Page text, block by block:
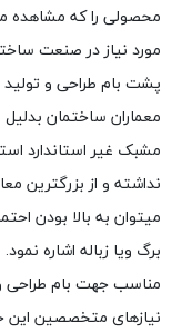
محصولی را که مشاهده
مورد نیاز در صنعت
پشت بام طراحی و
معماران ساختمان
مشبک غیر استاندارد
نداشته و از بزرگترین
میتوان به بالا بودن
برگ ویا زباله اشاره
مناسب جهت بام طراحی
نیازهای متخصصین این